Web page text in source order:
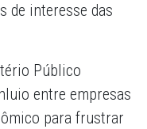
de interesse das
Público
entre empresas
para frustrar